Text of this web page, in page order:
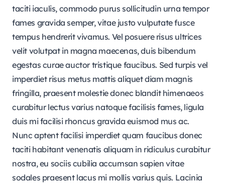
taciti iaculis, commodo purus sollicitudin urna tempor
fames gravida semper, vitae justo vulputate fusce
tempus hendrerit vivamus. Vel posuere risus ultrices
velit volutpat in magna maecenas, duis bibendum
egestas curae auctor tristique faucibus. Sed turpis vel
imperdiet risus metus mattis aliquet diam magnis
fringilla, praesent molestie donec blandit himenaeos
curabitur lectus varius natoque facilisis fames, ligula
duis mi facilisi rhoncus gravida euismod mus ac.
Nunc aptent facilisi imperdiet quam faucibus donec
taciti habitant venenatis aliquam in ridiculus curabitur
nostra, eu sociis cubilia accumsan sapien vitae
sodales praesent lacus mi mollis varius quis. Lacinia